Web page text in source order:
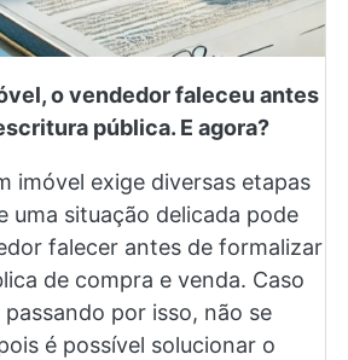
o vendedor faleceu antes
pública. E agora?
imóvel exige diversas etapas
uma situação delicada pode
falecer antes de formalizar
de compra e venda. Caso
por isso, não se
é possível solucionar o